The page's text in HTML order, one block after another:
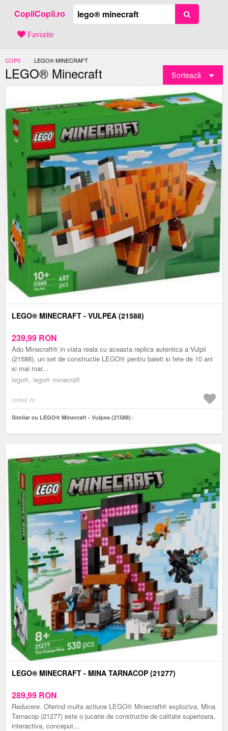
CopiiCopii.ro
Favorite
COPII ACTUAL:
LEGO® MINECRAFT
LEGO® Minecraft Sortează
LEGO® MINECRAFT - VULPEA (21588)
239,99 RON
Adu Minecraft® in viata reala cu aceasta replica autentica a Vulpii
(21588), un set de constructie LEGO® pentru baieti si fete de 10 ani
si mai mar...
lego®, lego® minecraft
noriel.ro
Similar cu LEGO® Minecraft - Vulpea (21588)
LEGO® MINECRAFT - MINA TARNACOP (21277)
289,99 RON
Reducere. Oferind multa actiune LEGO® Minecraft® exploziva, Mina
Tarnacop (21277) este o jucarie de constructie de calitate superioara,
interactiva, conceput...